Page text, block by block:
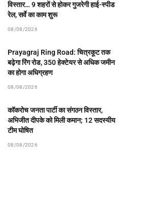
विस्तार… 9 शहरों से होकर गुजरेगी हाई-स्पीड
रेल, सर्वे का काम शुरू
08/08/2026
Prayagraj Ring Road: चित्रकूट तक
बढ़ेगा रिंग रोड, 350 हेक्टेयर से अधिक जमीन
का होगा अधिग्रहण
08/08/2026
कॉकरोच जनता पार्टी का संगठन विस्तार,
अभिजीत दीपके को मिली कमान; 12 सदस्यीय
टीम घोषित
08/08/2026